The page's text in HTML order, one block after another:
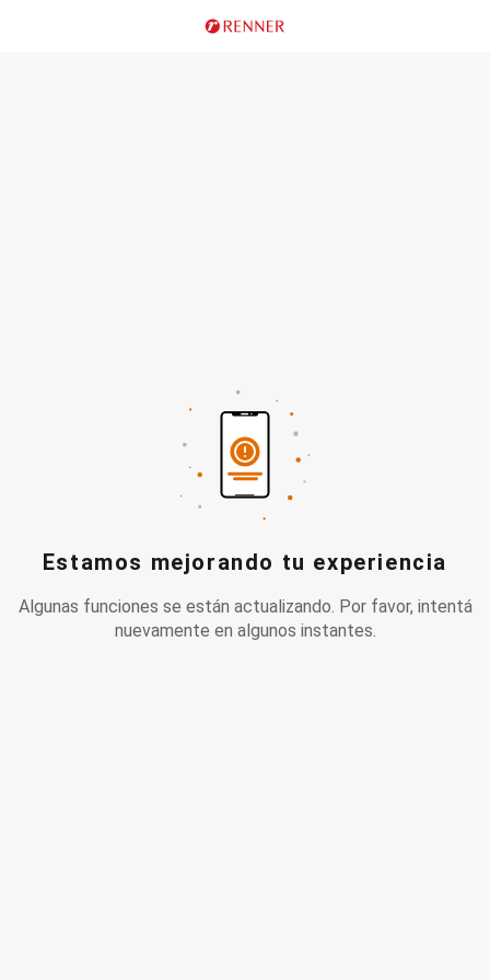
Estamos mejorando tu experiencia
Algunas funciones se están actualizando. Por favor, intentá
nuevamente en algunos instantes.